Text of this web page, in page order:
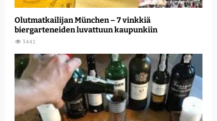
Olutmatkailijan München – 7 vinkkiä
biergarteneiden luvattuun kaupunkiin
3441